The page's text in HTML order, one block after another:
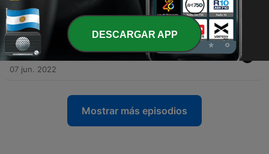
8 - Abel Gilbert y la guerra de Malvinas
09 jun. 2022
7 - La relación entre la música popular argentina y los
medios
07 jun. 2022
Mostrar más episodios
DESCARGAR APP